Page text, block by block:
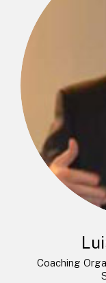
Coaching